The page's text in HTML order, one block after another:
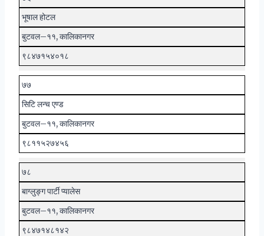
भूषाल होटल
बुटवल–११, कालिकानगर
९८४७१५४०१८
७७
सिटि लन्च एण्ड
बुटवल–११, कालिकानगर
९८११५२७४५६
७८
बाग्लुङ्ग पार्टी प्यालेस
बुटवल–११, कालिकानगर
९८४७१४८१४२